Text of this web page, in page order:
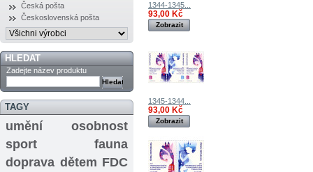
Česká pošta
Československá pošta
HLEDAT
Zadejte název produktu
TAGY
umění
osobnost
sport
fauna
doprava dětem FDC
1344-1345...
93,00 Kč
Zobrazit
1345-1344...
93,00 Kč
Zobrazit